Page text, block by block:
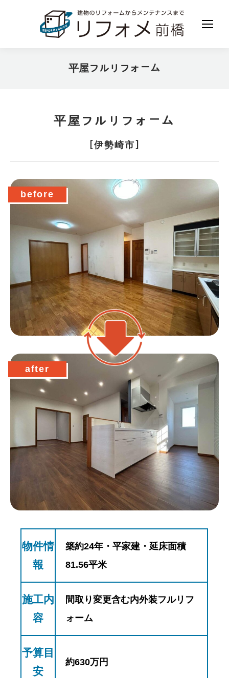
平屋フルリフォーム
平屋フルリフォーム
［伊勢崎市］
before
after
物件情
報
築約24年・平家建・延床面積
81.56平米
施工内
容
間取り変更含む内外装フルリフ
ォーム
予算目
安
約630万円